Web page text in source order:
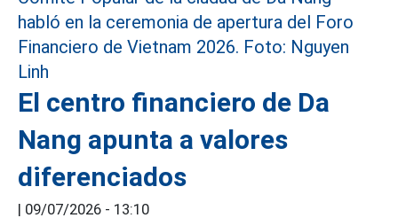
El centro financiero de Da
Nang apunta a valores
diferenciados
| 09/07/2026 - 13:10